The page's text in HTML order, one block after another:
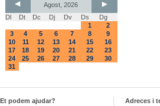
Agost, 2026
Dl
Dt Dc Dj Dv Ds
Dg
1
2
3
4 5 6 7 8
9
10
11 12 13 14 15
16
17
18 19 20 21 22
23
24
25 26 27 28 29
30
31
Et podem ajudar?
Adreces i